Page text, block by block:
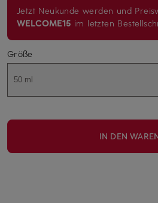
Jetzt Neukunde werden und
WELCOME15 im letzten
Größe
50 ml
IN DEN